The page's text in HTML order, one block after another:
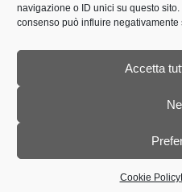
navigazione o ID unici su questo
consenso può influire
Accetta
Cookie Policy
Psicologi
Privacy Policy|
Cerchi uno Psicologo?
Villasanta
Nova Milanese|Psicologo